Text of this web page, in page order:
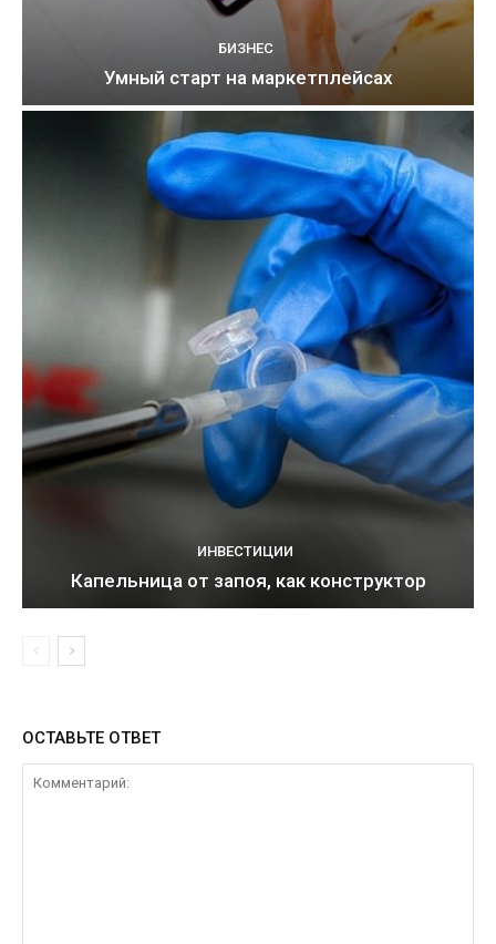
БИЗНЕС
Умный старт на маркетплейсах
ИНВЕСТИЦИИ
Капельница от запоя, как конструктор
ОСТАВЬТЕ ОТВЕТ